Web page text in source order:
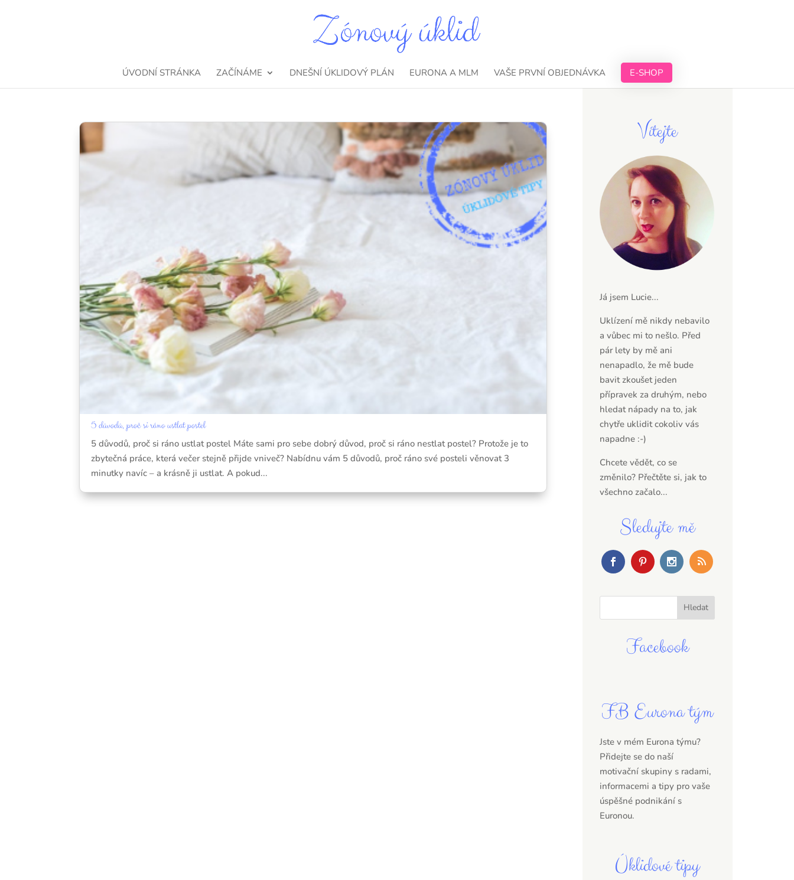
ÚVODNÍ STRÁNKA ZAČÍNÁME DNEŠNÍ ÚKLIDOVÝ PLÁN EURONA A MLM VAŠE PRVNÍ OBJEDNÁVKA E-SHOP
5 důvodů, proč si ráno ustlat postel
5 důvodů, proč si ráno ustlat postel Máte sami pro sebe dobrý důvod, proč si ráno nestlat postel? Protože je to
zbytečná práce, která večer stejně přijde vniveč? Nabídnu vám 5 důvodů, proč ráno své posteli věnovat 3
minutky navíc – a krásně ji ustlat. A pokud...
Vítejte
Já jsem Lucie...
Uklízení mě nikdy nebavilo
a vůbec mi to nešlo. Před
pár lety by mě ani
nenapadlo, že mě bude
bavit zkoušet jeden
přípravek za druhým, nebo
hledat nápady na to, jak
chytře uklidit cokoliv vás
napadne :-)
Chcete vědět, co se
změnilo? Přečtěte si, jak to
všechno začalo...
Sledujte mě
Facebook
FB Eurona tým
Jste v mém Eurona týmu?
Přidejte se do naší
motivační skupiny s radami,
informacemi a tipy pro vaše
úspěšné podnikání s
Euronou.
Úklidové tipy